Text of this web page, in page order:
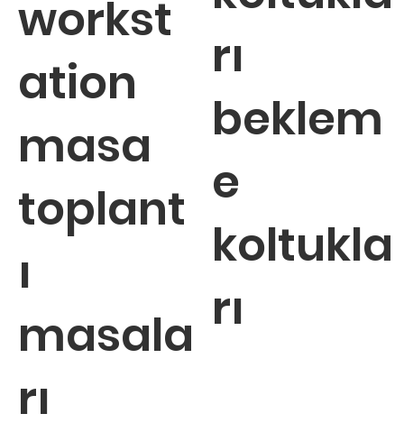
workst
ation
masa
toplant
ı
masala
rı
rı
beklem
e
koltukla
rı